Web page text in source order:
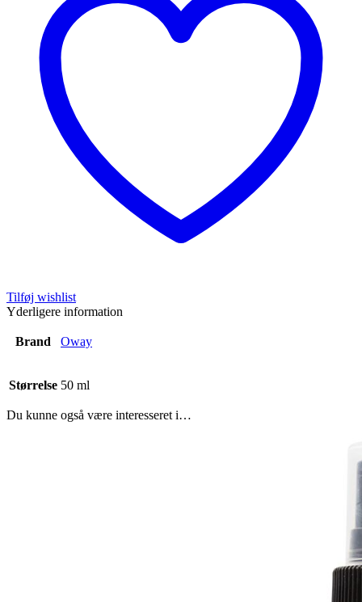
Tilføj wishlist
Yderligere information
Brand Oway
Størrelse 50 ml
Du kunne også være interesseret i…